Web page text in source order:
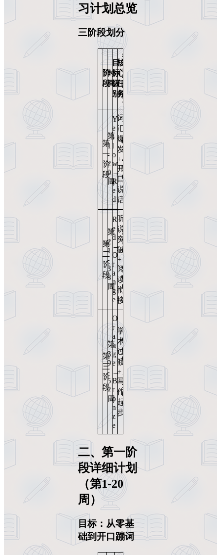
习计划总览
三阶段划分
阶
段
时
间
目
标
级
别
核
心
任
务
预
期
词
汇
量
第
一
阶
段
第
1
-
2
0
周
Y
e
l
l
o
w
→
R
e
d
词
汇
爆
发
+
开
口
说
话
0
→
4
5
0
第
二
阶
段
第
2
1
-
3
8
周
R
e
d
→
O
r
a
n
g
e
听
说
突
破
+
阅
读
衔
接
4
5
0
→
9
0
0
第
三
阶
段
第
3
9
-
5
2
周
O
r
a
n
g
e
→
B
r
o
n
z
e
学
术
过
渡
+
写
作
起
步
9
0
0
→
1
3
0
0
二、第一阶
段详细计划
（第1-20
周）
目标：从零基
础到开口蹦词